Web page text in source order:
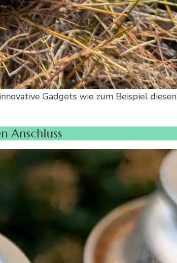
Gadgets wie zum Beispiel diesen
Anschluss